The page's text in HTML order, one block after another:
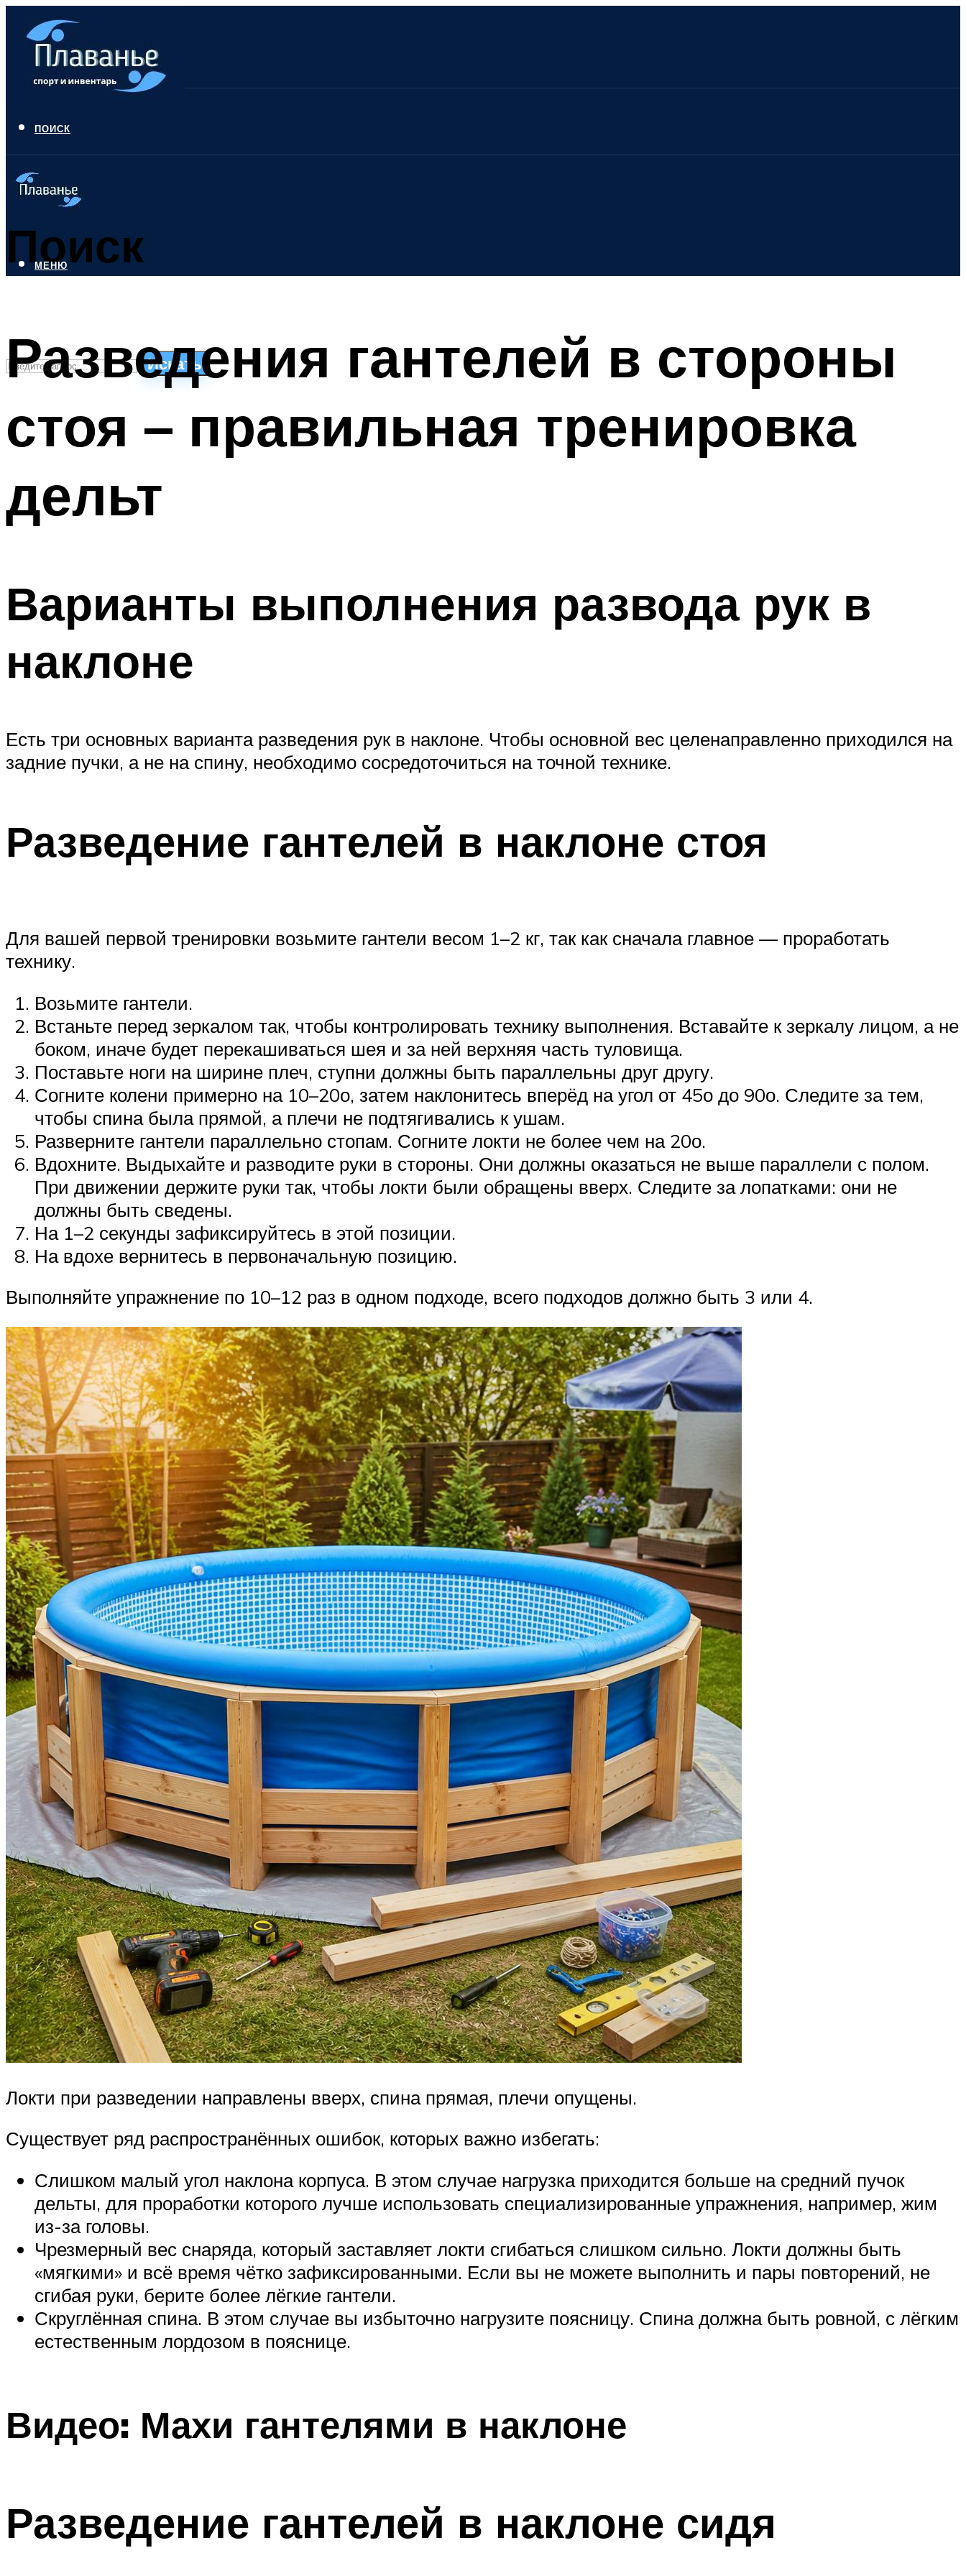
ПОИСК
Поиск
Искать
ПЛАВАНЬЕ ДЛЯ ДЕТЕЙ
ПЛАВАНЬЕ ДЛЯ ПОХУДЕНИЯ
ОЧИСТКА БАССЕЙНОВ
МЕНЮ
Разведения гантелей в стороны
стоя – правильная тренировка
дельт
Варианты выполнения развода рук в
наклоне
Есть три основных варианта разведения рук в наклоне. Чтобы основной вес целенаправленно приходился на
задние пучки, а не на спину, необходимо сосредоточиться на точной технике.
Разведение гантелей в наклоне стоя
Для вашей первой тренировки возьмите гантели весом 1–2 кг, так как сначала главное — проработать
технику.
Возьмите гантели.
Встаньте перед зеркалом так, чтобы контролировать технику выполнения. Вставайте к зеркалу лицом, а не
боком, иначе будет перекашиваться шея и за ней верхняя часть туловища.
Поставьте ноги на ширине плеч, ступни должны быть параллельны друг другу.
Согните колени примерно на 10–20о, затем наклонитесь вперёд на угол от 45о до 90о. Следите за тем,
чтобы спина была прямой, а плечи не подтягивались к ушам.
Разверните гантели параллельно стопам. Согните локти не более чем на 20о.
Вдохните. Выдыхайте и разводите руки в стороны. Они должны оказаться не выше параллели с полом.
При движении держите руки так, чтобы локти были обращены вверх. Следите за лопатками: они не
должны быть сведены.
На 1–2 секунды зафиксируйтесь в этой позиции.
На вдохе вернитесь в первоначальную позицию.
Выполняйте упражнение по 10–12 раз в одном подходе, всего подходов должно быть 3 или 4.
Локти при разведении направлены вверх, спина прямая, плечи опущены.
Существует ряд распространённых ошибок, которых важно избегать:
Слишком малый угол наклона корпуса. В этом случае нагрузка приходится больше на средний пучок
дельты, для проработки которого лучше использовать специализированные упражнения, например, жим
из-за головы.
Чрезмерный вес снаряда, который заставляет локти сгибаться слишком сильно. Локти должны быть
«мягкими» и всё время чётко зафиксированными. Если вы не можете выполнить и пары повторений, не
сгибая руки, берите более лёгкие гантели.
Скруглённая спина. В этом случае вы избыточно нагрузите поясницу. Спина должна быть ровной, с лёгким
естественным лордозом в пояснице.
Видео: Махи гантелями в наклоне
Разведение гантелей в наклоне сидя